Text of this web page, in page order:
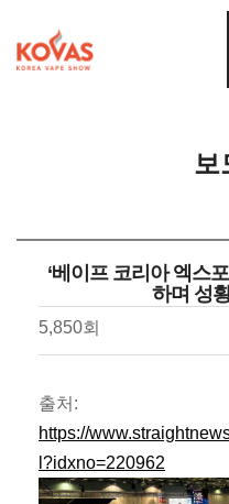
보
‘베이프 코리아 엑스
하며 성
5,850회
출처:
https://
l?idxno=220962